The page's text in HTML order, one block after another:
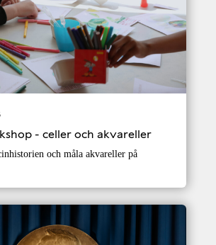
- celler och akvareller
och måla akvareller på